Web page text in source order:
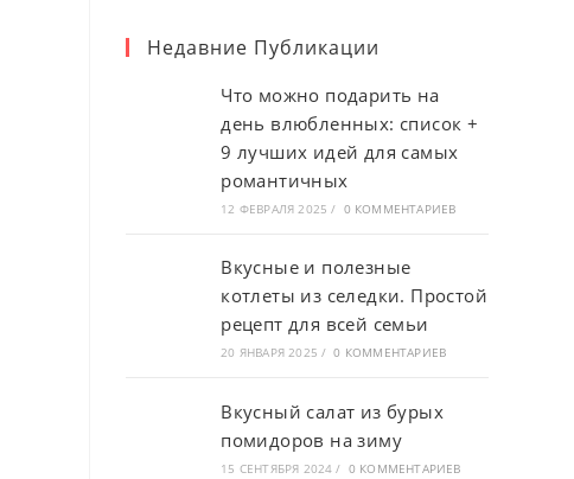
вкладкевкладке
Недавние Публикации
Что можно подарить на
день влюбленных: список +
9 лучших идей для самых
романтичных
12 ФЕВРАЛЯ 2025 / 0 КОММЕНТАРИЕВ
Вкусные и полезные
котлеты из селедки. Простой
рецепт для всей семьи
20 ЯНВАРЯ 2025 / 0 КОММЕНТАРИЕВ
Вкусный салат из бурых
помидоров на зиму
15 СЕНТЯБРЯ 2024 / 0 КОММЕНТАРИЕВ